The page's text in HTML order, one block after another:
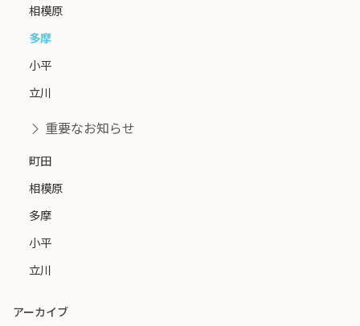
相模原
多摩
小平
立川
重要なお知らせ
町田
相模原
多摩
小平
立川
アーカイブ